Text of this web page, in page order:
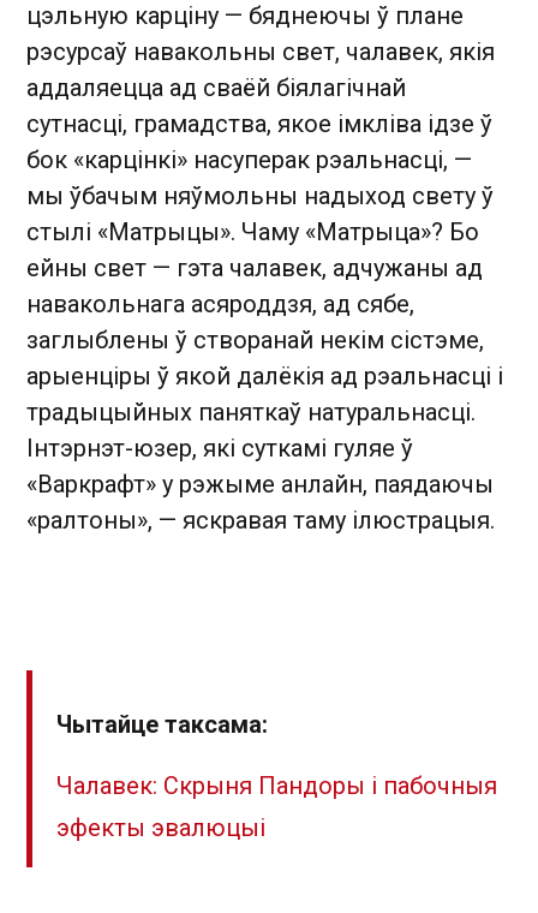
цэльную карціну — бяднеючы ў плане
рэсурсаў навакольны свет, чалавек, якія
аддаляецца ад сваёй біялагічнай
сутнасці, грамадства, якое імкліва ідзе ў
бок «карцінкі» насуперак рэальнасці, —
мы ўбачым няўмольны надыход свету ў
стылі «Матрыцы». Чаму «Матрыца»? Бо
ейны свет — гэта чалавек, адчужаны ад
навакольнага асяроддзя, ад сябе,
заглыблены ў створанай некім сістэме,
арыенціры ў якой далёкія ад рэальнасці і
традыцыйных паняткаў натуральнасці.
Інтэрнэт-юзер, які суткамі гуляе ў
«Варкрафт» у рэжыме анлайн, паядаючы
«ралтоны», — яскравая таму ілюстрацыя.
Чытайце таксама:
Чалавек: Скрыня Пандоры і пабочныя
эфекты эвалюцыі